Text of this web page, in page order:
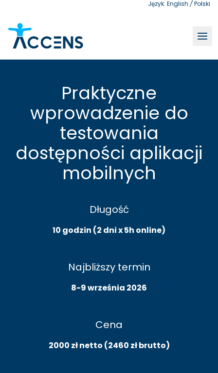
Język: English /Polski
Praktyczne
wprowadzenie do
testowania
dostępności aplikacji
mobilnych
Długość
10 godzin (2 dni x 5h online)
Najbliższy termin
8-9 września 2026
Cena
2000 zł netto (2460 zł brutto)